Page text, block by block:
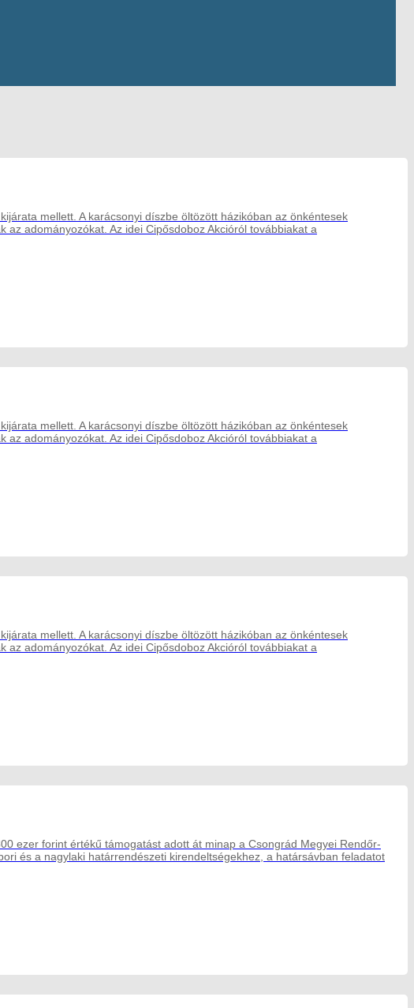
mellett. A karácsonyi díszbe öltözött házikóban az önkéntesek
adományozókat. Az idei Cipősdoboz Akcióról továbbiakat a
mellett. A karácsonyi díszbe öltözött házikóban az önkéntesek
adományozókat. Az idei Cipősdoboz Akcióról továbbiakat a
mellett. A karácsonyi díszbe öltözött házikóban az önkéntesek
adományozókat. Az idei Cipősdoboz Akcióról továbbiakat a
ezer forint értékű támogatást adott át minap a Csongrád Megyei Rendőr-
és a nagylaki határrendészeti kirendeltségekhez, a határsávban feladatot